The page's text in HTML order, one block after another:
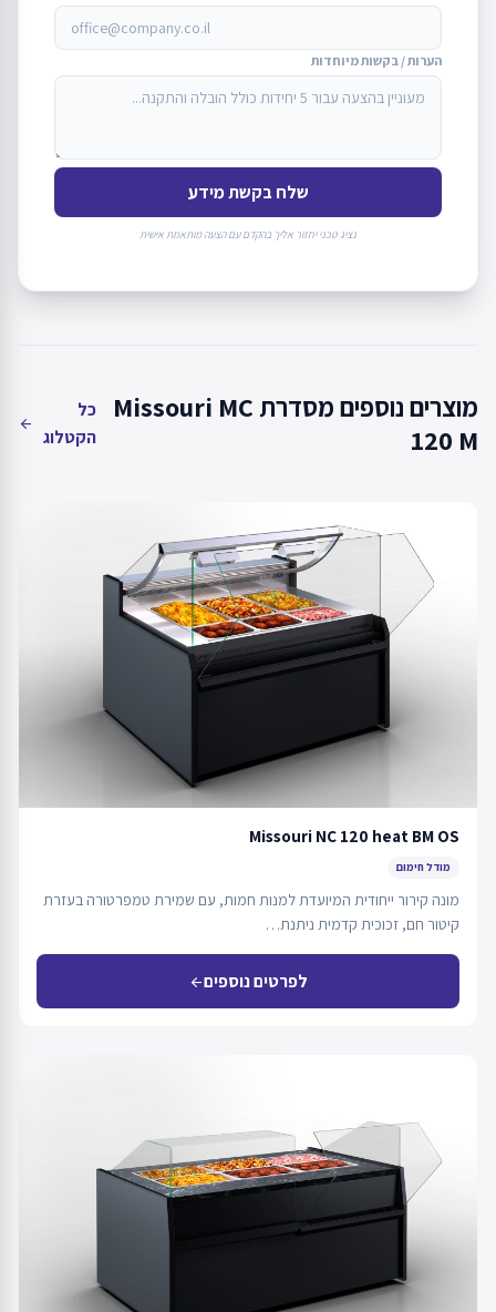
הערות / בקשות מיוחדות
שלח בקשת מידע
נציג טכני יחזור אליך בהקדם עם הצעה מותאמת אישית
מוצרים נוספים מסדרת Missouri MC
120 M
כל
הקטלוג
arrow_back
Missouri NC 120 heat BM OS
מודל חימום
מונה קירור ייחודית המיועדת למנות חמות, עם שמירת טמפרטורה בעזרת
קיטור חם, זכוכית קדמית ניתנת…
לפרטים נוספיםarrow_back